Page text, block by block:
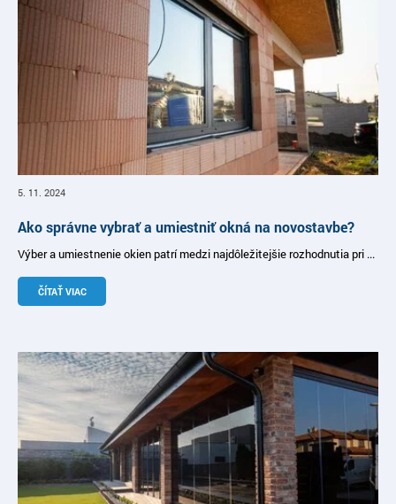
5. 11. 2024
Ako správne vybrať a umiestniť okná na novostavbe?
Výber a umiestnenie okien patrí medzi najdôležitejšie rozhodnutia pri ...
ČÍTAŤ VIAC